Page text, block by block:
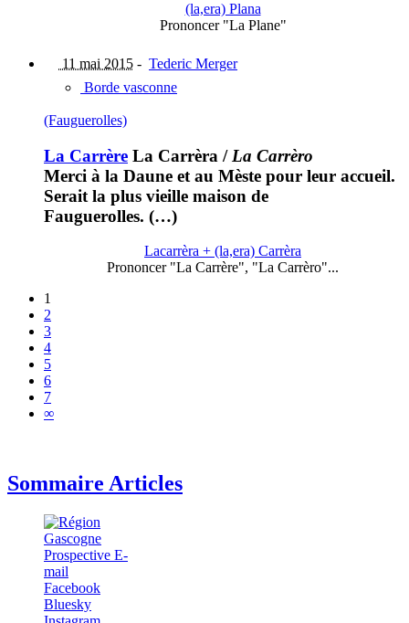
(la,era) Plana
Prononcer "La Plane"
11 mai 2015 - Tederic Merger
Borde vasconne
(Fauguerolles)
La Carrère La Carrèra / La Carrèro
Merci à la Daune et au Mèste pour leur accueil.
Serait la plus vieille maison de
Fauguerolles. (…)
Lacarrèra + (la,era) Carrèra
Prononcer "La Carrère", "La Carrèro"...
1
2
3
4
5
6
7
∞
Sommaire Articles